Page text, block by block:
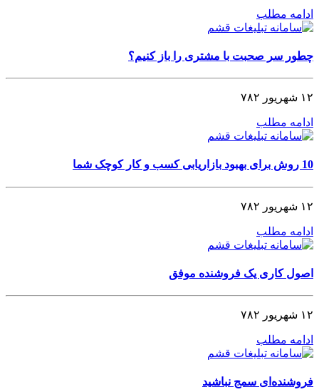
ادامه مطلب
چطور سر صحبت با مشتری را باز کنیم؟
۱۲ شهریور ۷۸۲
ادامه مطلب
10 روش برای بهبود بازاریابی کسب و کار کوچک شما
۱۲ شهریور ۷۸۲
ادامه مطلب
اصول کاری یک فروشنده موفق
۱۲ شهریور ۷۸۲
ادامه مطلب
فروشنده‌ای سمج نباشید